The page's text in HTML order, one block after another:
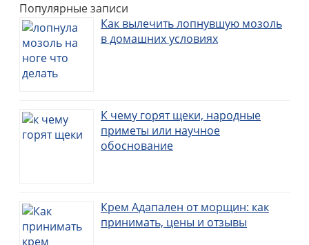
Популярные записи
Как вылечить лопнувшую мозоль
в домашних условиях
К чему горят щеки, народные
приметы или научное
обоснование
Крем Адапален от морщин: как
принимать, цены и отзывы